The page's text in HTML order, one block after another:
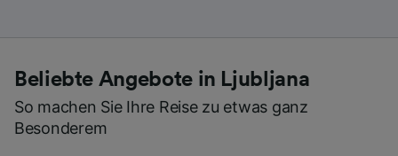
Beliebte Angebote in Ljubljana
So machen Sie Ihre Reise zu etwas ganz
Besonderem